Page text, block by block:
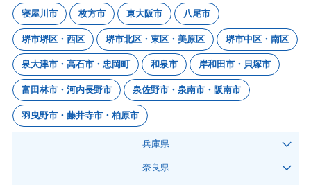
寝屋川市 枚方市 東大阪市 八尾市
堺市堺区・西区 堺市北区・東区・美原区 堺市中区・南区
泉大津市・高石市・忠岡町 和泉市 岸和田市・貝塚市
富田林市・河内長野市 泉佐野市・泉南市・阪南市
羽曳野市・藤井寺市・柏原市
兵庫県
奈良県